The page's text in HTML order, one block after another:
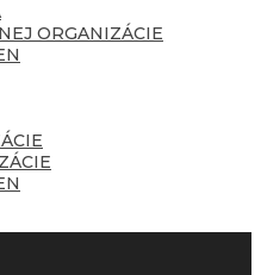
ORGANIZÁCIE